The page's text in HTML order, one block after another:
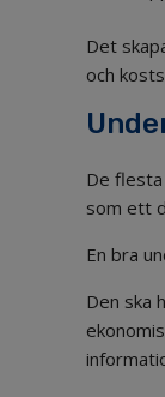
Det
och
De
som ett
En bra
Den ska